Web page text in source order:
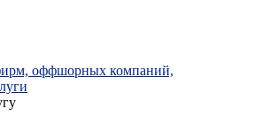
оффшорных компаний,